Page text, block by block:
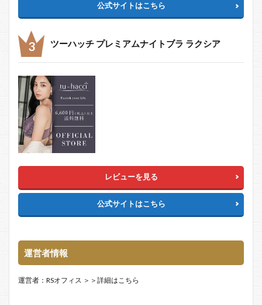
公式サイトはこちら
ツーハッチ プレミアムナイトブラ ラクシア
レビューを見る
公式サイトはこちら
運営者情報
運営者：RSオフィス ＞＞詳細はこちら